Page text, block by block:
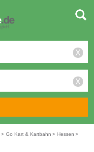
X
X
> Go Kart & Kartbahn > Hessen >